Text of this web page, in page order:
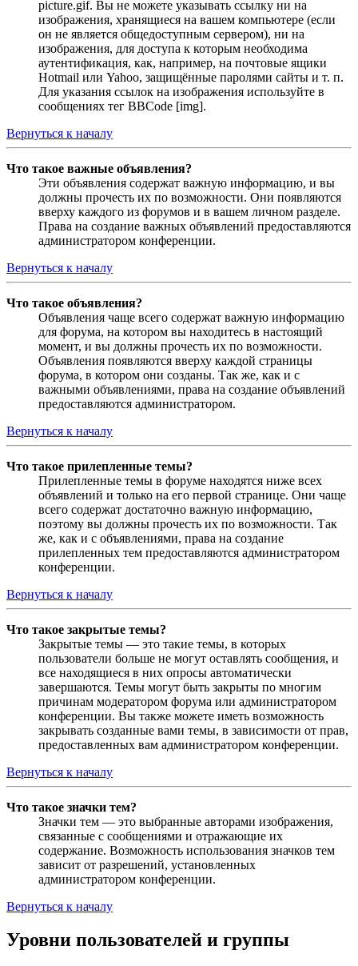
picture.gif. Вы не можете указывать ссылку ни на
изображения, хранящиеся на вашем компьютере (если
он не является общедоступным сервером), ни на
изображения, для доступа к которым необходима
аутентификация, как, например, на почтовые ящики
Hotmail или Yahoo, защищённые паролями сайты и т. п.
Для указания ссылок на изображения используйте в
сообщениях тег BBCode [img].
Вернуться к началу
Что такое важные объявления?
Эти объявления содержат важную информацию, и вы
должны прочесть их по возможности. Они появляются
вверху каждого из форумов и в вашем личном разделе.
Права на создание важных объявлений предоставляются
администратором конференции.
Вернуться к началу
Что такое объявления?
Объявления чаще всего содержат важную информацию
для форума, на котором вы находитесь в настоящий
момент, и вы должны прочесть их по возможности.
Объявления появляются вверху каждой страницы
форума, в котором они созданы. Так же, как и с
важными объявлениями, права на создание объявлений
предоставляются администратором.
Вернуться к началу
Что такое прилепленные темы?
Прилепленные темы в форуме находятся ниже всех
объявлений и только на его первой странице. Они чаще
всего содержат достаточно важную информацию,
поэтому вы должны прочесть их по возможности. Так
же, как и с объявлениями, права на создание
прилепленных тем предоставляются администратором
конференции.
Вернуться к началу
Что такое закрытые темы?
Закрытые темы — это такие темы, в которых
пользователи больше не могут оставлять сообщения, и
все находящиеся в них опросы автоматически
завершаются. Темы могут быть закрыты по многим
причинам модератором форума или администратором
конференции. Вы также можете иметь возможность
закрывать созданные вами темы, в зависимости от прав,
предоставленных вам администратором конференции.
Вернуться к началу
Что такое значки тем?
Значки тем — это выбранные авторами изображения,
связанные с сообщениями и отражающие их
содержание. Возможность использования значков тем
зависит от разрешений, установленных
администратором конференции.
Вернуться к началу
Уровни пользователей и группы